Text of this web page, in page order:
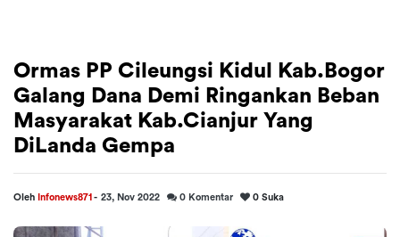
Ormas PP Cileungsi Kidul Kab.Bogor
Galang Dana Demi Ringankan Beban
Masyarakat Kab.Cianjur Yang
DiLanda Gempa
Oleh Infonews871 - 23, Nov 2022 0 Komentar 0 Suka